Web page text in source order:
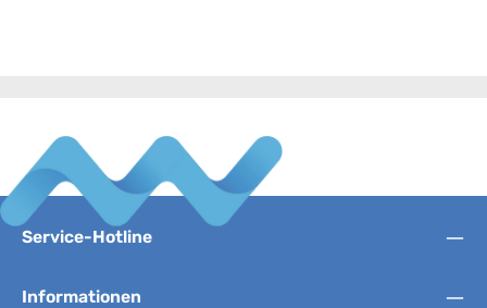
Service-Hotline
Informationen